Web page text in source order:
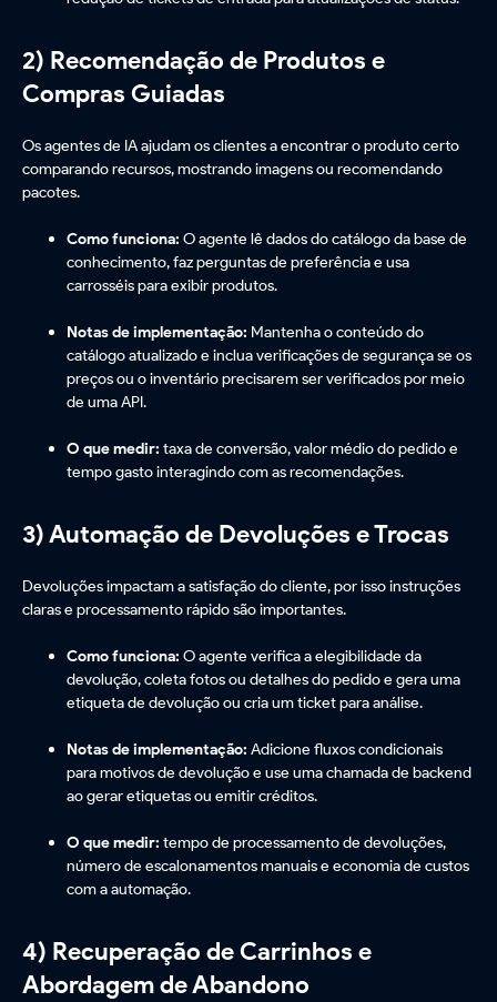
2) Recomendação de Produtos e
Compras Guiadas
Os agentes de IA ajudam os clientes a encontrar o produto certo
comparando recursos, mostrando imagens ou recomendando
pacotes.
Como funciona: O agente lê dados do catálogo da base de
conhecimento, faz perguntas de preferência e usa
carrosséis para exibir produtos.
Notas de implementação: Mantenha o conteúdo do
catálogo atualizado e inclua verificações de segurança se os
preços ou o inventário precisarem ser verificados por meio
de uma API.
O que medir: taxa de conversão, valor médio do pedido e
tempo gasto interagindo com as recomendações.
3) Automação de Devoluções e Trocas
Devoluções impactam a satisfação do cliente, por isso instruções
claras e processamento rápido são importantes.
Como funciona: O agente verifica a elegibilidade da
devolução, coleta fotos ou detalhes do pedido e gera uma
etiqueta de devolução ou cria um ticket para análise.
Notas de implementação: Adicione fluxos condicionais
para motivos de devolução e use uma chamada de backend
ao gerar etiquetas ou emitir créditos.
O que medir: tempo de processamento de devoluções,
número de escalonamentos manuais e economia de custos
com a automação.
4) Recuperação de Carrinhos e
Abordagem de Abandono